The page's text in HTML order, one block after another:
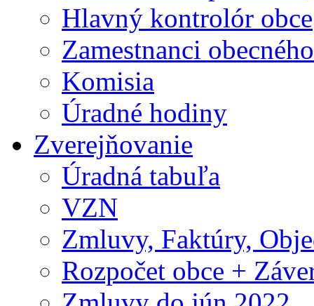
Hlavný kontrolór obce
Zamestnanci
Komisia
Úradné hodiny
Zverejňovanie
Úradná tabuľa
VZN
Zmluvy, Faktúry,
Rozpočet obce +